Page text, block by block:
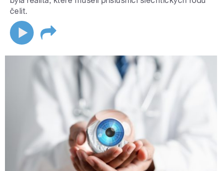
čelit.